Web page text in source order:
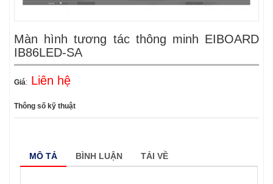
Màn hình tương tác thông minh EIBOARD
IB86LED-SA
Giá: Liên hệ
Thông số kỹ thuật
MÔ TẢ BÌNH LUẬN TẢI VỀ